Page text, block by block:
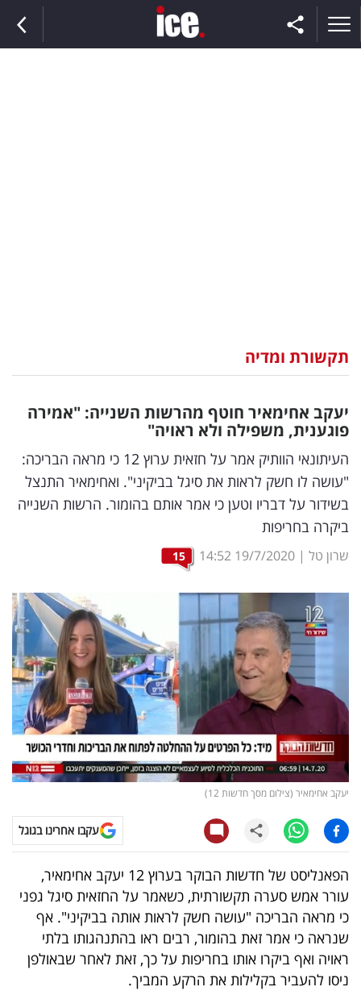
וצרכנות
דיגיטל
וטק
שיווק
ופרסום
משפט
מדדים
ומחקרים
דעות
רכילות
עסקית
קריפטו
ויראלי
טלוויזיה
עסקי
ספורט
קריירה
ולימודים
תקשורת ומדיה
יעקב אחימאיר חוטף מהרשות השנייה: "אמירה
פוגענית, משפילה ולא ראויה"
העיתונאי הוותיק אמר על חזאית ערוץ 12 כי מראה הבריכה:
"עושה לו חשק לראות את סיגל בביקיני". ואחימאיר התנצל
בשידור על דבריו וטען כי אמר אותם בהומור. הרשות השנייה
ביקרה בחריפות
שרון טל |
19/7/2020
14:52
15
יעקב אחימאיר (צילום מסך חדשות 12)
עקבו אחרינו בגוגל
הפאנליסט של חדשות הבוקר בערוץ 12 יעקב אחימאיר,
עורר אמש סערה תקשורתית, כשאמר על החזאית סיגל גפני
כי מראה הבריכה "עושה חשק לראות אותה בביקיני". אף
שנראה כי אמר זאת בהומור, רבים ראו בהתנהגותו בלתי
ראויה ואף ביקרו אותו בחריפות על כך, זאת לאחר שבאולפן
ניסו להעביר בקלילות את הרקע המביך.